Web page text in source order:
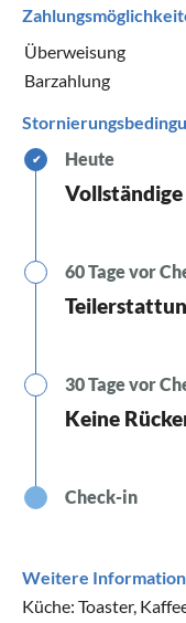
Überweisung
Barzahlung
✔ Heute
60 Tage vor
30 Tage vor
Keine
Check-in
Weitere
Küche: Toaster,